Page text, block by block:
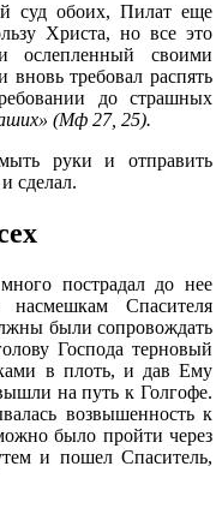
суд обоих, Пилат еще
Христа, но все это
ослепленный своими
требовал распять
до страшных
(Мф 27, 25).
руки и отправить
сделал.
пострадал до нее
Спасителя
были сопровождать
Господа терновый
в плоть, и дав Ему
на путь к Голгофе.
возвышенность к
было пройти через
и пошел Спаситель,